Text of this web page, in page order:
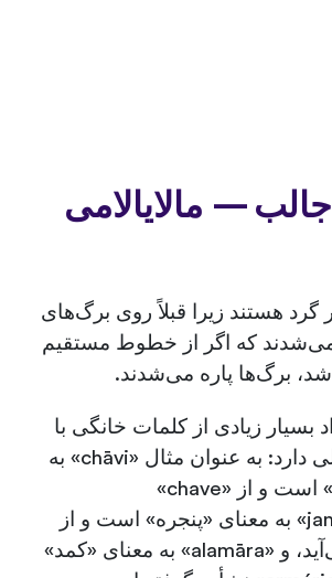
— مالایالامی
هستند زیرا قبلاً روی برگ‌های
که اگر از خطوط مستقیم
برگ‌ها پاره می‌شدند.
بسیار زیادی از کلمات خانگی با
منشاء پرتغالی دارد: به عنوان مثال «chāvi» به
معنای «کلید» است و از «chave»
می‌آید، «janāla» به معنای «پنجره» است و از
«janela» می‌آید، و «alamāra» به معنای «کمد»